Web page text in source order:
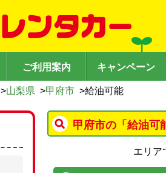
ご利用案内 キャンペーン
>山梨県 >甲府市 >給油可能
甲府市の「給油可
エリア